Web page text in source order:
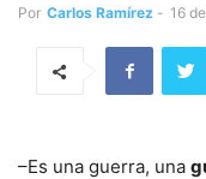
Por Carlos Ramírez - 16
–Es una guerra, una